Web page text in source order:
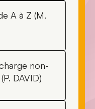
A à Z (M.
non-
DAVID)